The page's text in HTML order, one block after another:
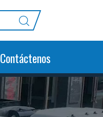
Contáctenos